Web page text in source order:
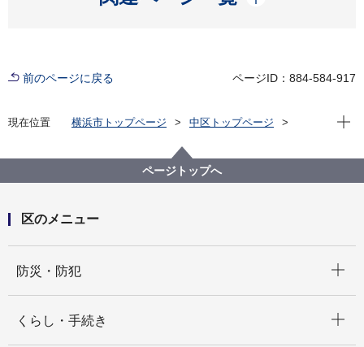
前のページに戻る ページID：884-584-917
現在位置 横浜市トップページ
中区トップページ
宣传报横滨・中区版（～2023）
４月 ① 中区体育特集 近在咫尺观看激烈的比赛！
現在
ページトップへ
区のメニュー
防災・防犯
くらし・手続き